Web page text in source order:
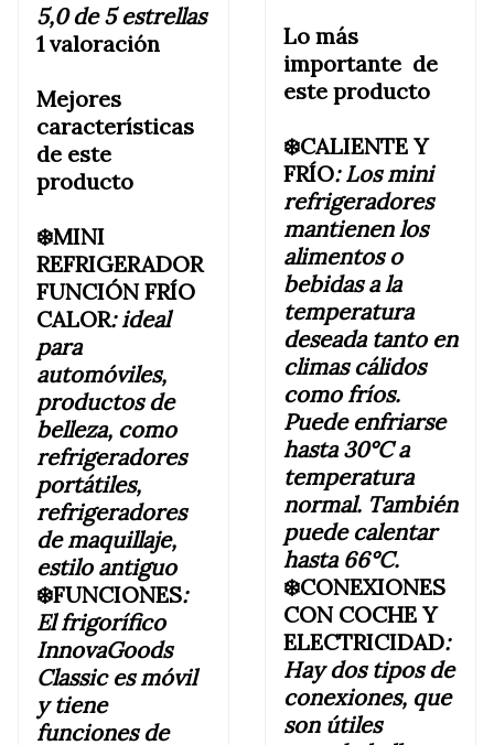
5,0 de 5 estrellas
1 valoración
Mejores
características
de este
producto
❄️MINI
REFRIGERADOR
FUNCIÓN FRÍO
CALOR:ideal
para
automóviles,
productos de
belleza, como
refrigeradores
portátiles,
refrigeradores
de maquillaje,
estilo antiguo
❄️FUNCIONES:
El frigorífico
InnovaGoods
Classic es móvil
y tiene
funciones de
Lo más
importante de
este producto
❄️CALIENTE Y
FRÍO:Los mini
refrigeradores
mantienen los
alimentos o
bebidas a la
temperatura
deseada tanto en
climas cálidos
como fríos.
Puede enfriarse
hasta 30°C a
temperatura
normal. También
puede calentar
hasta 66°C.
❄️CONEXIONES
CON COCHE Y
ELECTRICIDAD:
Hay dos tipos de
conexiones, que
son útiles